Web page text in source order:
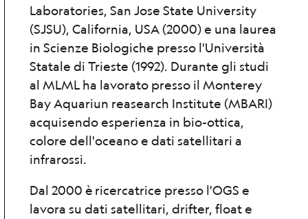
Laboratories, San Jose State University
(SJSU), California, USA (2000) e una laurea
in Scienze Biologiche presso l'Università
Statale di Trieste (1992). Durante gli studi
al MLML ha lavorato presso il Monterey
Bay Aquariun reasearch Institute (MBARI)
acquisendo esperienza in bio-ottica,
colore dell'oceano e dati satellitari a
infrarossi.
Dal 2000 è ricercatrice presso l'OGS e
lavora su dati satellitari, drifter, float e